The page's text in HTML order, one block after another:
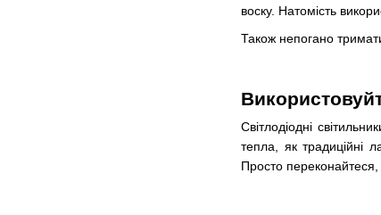
воску. Натомість
Також непогано
Світлодіодні
тепла, як традиційні
Просто переконайтеся,